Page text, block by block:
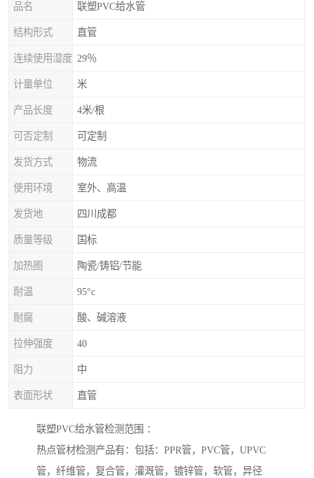
品名 联塑PVC给水管
结构形式 直管
连续使用湿度 29％
计量单位 米
产品长度 4米/根
可否定制 可定制
发货方式 物流
使用环境 室外、高温
发货地 四川成都
质量等级 国标
加热圈 陶瓷/铸铝/节能
耐温 95°c
耐腐 酸、碱溶液
拉伸强度 40
阻力 中
表面形状 直管
联塑PVC给水管检测范围 ：
热点管材检测产品有：包括：PPR管，PVC管，UPVC
管，纤维管，复合管，灌溉管，镀锌管，软管，异径